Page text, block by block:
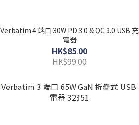
Verbatim 4 端口 30W PD 3.0 & QC 3.0 USB 充
電器
HK$85.00
HK$99.00